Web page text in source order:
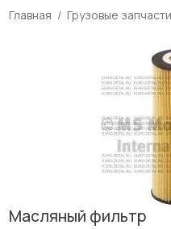
Главная Грузовые
Масляный фильтр